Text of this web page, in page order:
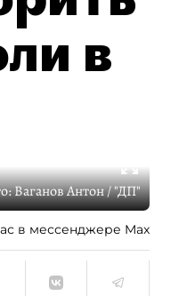
в
Ваганов Антон / "ДП"
в мессенджере Max